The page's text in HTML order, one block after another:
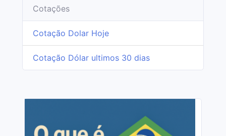
Cotações
Cotação Dolar Hoje
Cotação Dólar ultimos 30 dias